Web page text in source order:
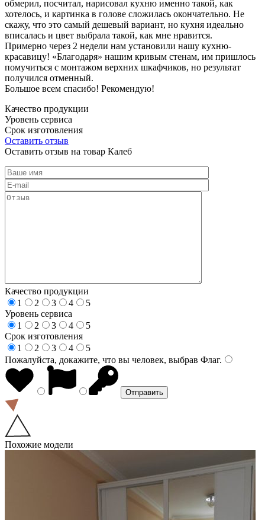
обмерил, посчитал, нарисовал кухню именно такой, как
хотелось, и картинка в голове сложилась окончательно. Не
скажу, что это самый дешевый вариант, но кухня идеально
вписалась и цвет выбрала такой, как мне нравится.
Примерно через 2 недели нам установили нашу кухню-
красавицу! «Благодаря» нашим кривым стенам, им пришлось
помучиться с монтажом верхних шкафчиков, но результат
получился отменный.
Большое всем спасибо! Рекомендую!
Качество продукции
Уровень сервиса
Срок изготовления
Оставить отзыв
Оставить отзыв на товар Калеб
Качество продукции
1
2 3 4
5
Уровень сервиса
1
2 3 4
5
Срок изготовления
1
2 3 4
5
Пожалуйста, докажите, что вы человек, выбрав Флаг.
Похожие модели